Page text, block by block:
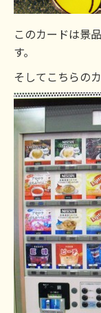
このカードは景
す。
そしてこちらの